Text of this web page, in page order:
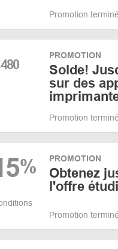
Promotion
480
PROMOTION
Solde!
sur des
Promotion
% PROMOTION
Obtenez
l'offre
Promotion